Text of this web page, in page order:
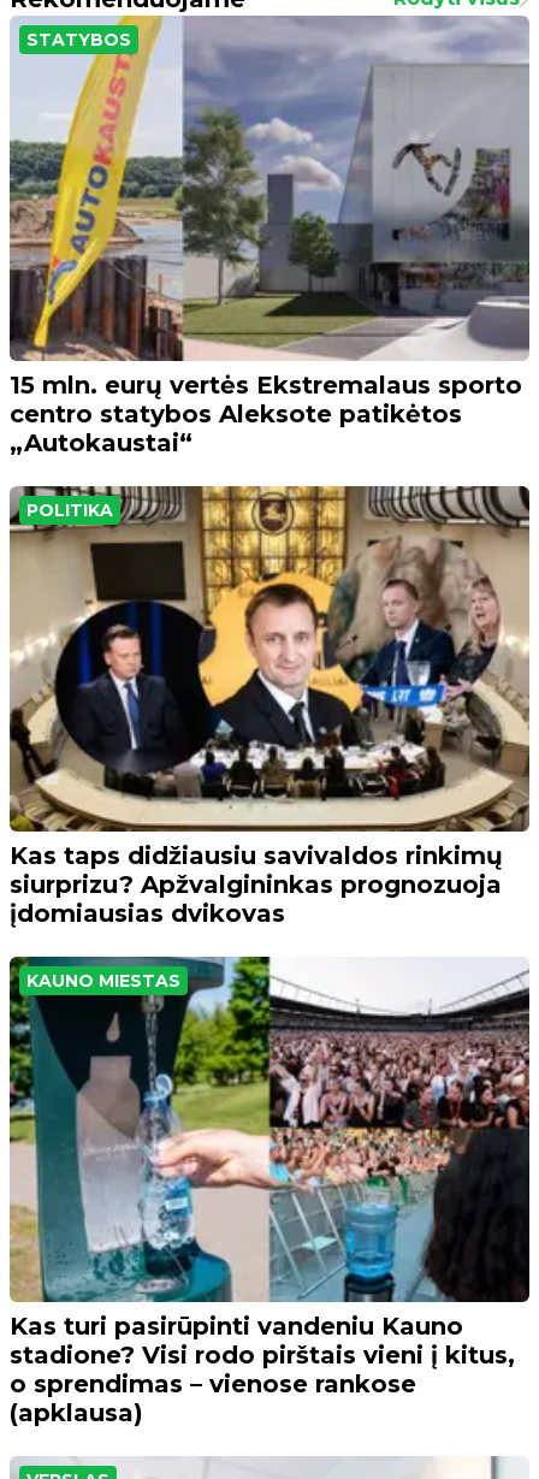
STATYBOS
15 mln. eurų vertės Ekstremalaus sporto
centro statybos Aleksote patikėtos
„Autokaustai“
POLITIKA
Kas taps didžiausiu savivaldos rinkimų
siurprizu? Apžvalgininkas prognozuoja
įdomiausias dvikovas
KAUNO MIESTAS
Kas turi pasirūpinti vandeniu Kauno
stadione? Visi rodo pirštais vieni į kitus,
o sprendimas – vienose rankose
(apklausa)